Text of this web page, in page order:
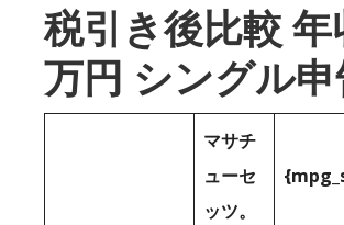
税引き後比較
万円 シングル
マサチ
ューセ
ッツ。